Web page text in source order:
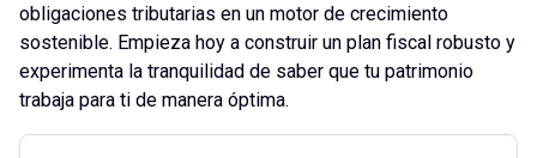
obligaciones tributarias en un motor de crecimiento
sostenible. Empieza hoy a construir un plan fiscal robusto y
experimenta la tranquilidad de saber que tu patrimonio
trabaja para ti de manera óptima.